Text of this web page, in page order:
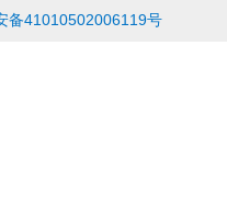
备41010502006119号